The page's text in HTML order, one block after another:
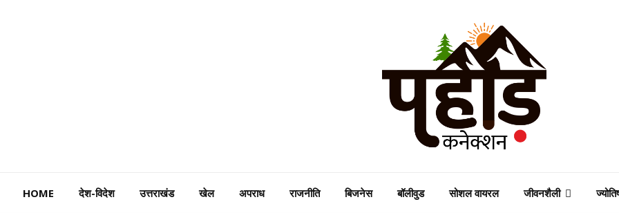
HOME देश-विदेश उत्तराखंड खेल अपराध राजनीति बिजनेस बॉलीवुड सोशल वायरल जीवनशैली